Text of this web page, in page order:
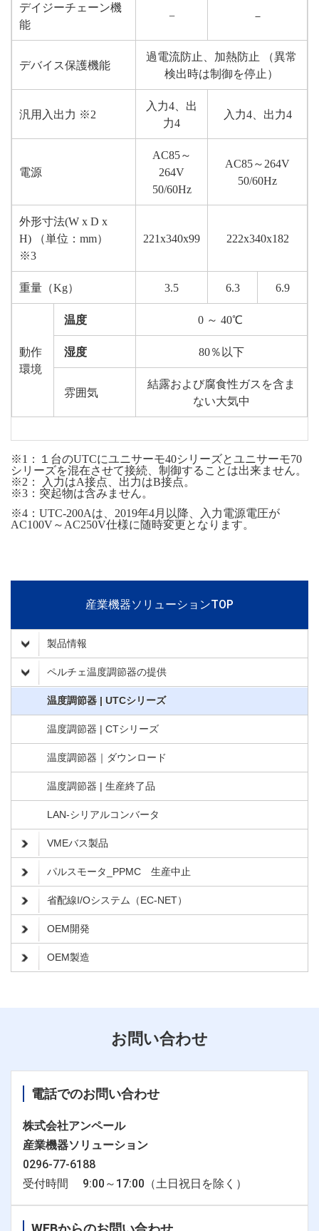
デイジーチェーン機
能
− －
デバイス保護機能
過電流防止、加熱防止 （異常
検出時は制御を停止）
汎用入出力 ※2
入力4、出
力4
入力4、出力4
電源
AC85～
264V
50/60Hz
AC85～264V
50/60Hz
外形寸法(W x D x
H) （単位：mm）
※3
221x340x99 222x340x182
重量（Kg） 3.5 6.3 6.9
動作
環境
温度 0 ～ 40℃
湿度 80％以下
雰囲気
結露および腐食性ガスを含ま
ない大気中
※1：１台のUTCにユニサーモ40シリーズとユニサーモ70
シリーズを混在させて接続、制御することは出来ません。
※2： 入力はA接点、出力はB接点。
※3：突起物は含みません。
※4：UTC-200Aは、2019年4月以降、入力電源電圧が
AC100V～AC250V仕様に随時変更となります。
産業機器ソリューションTOP
製品情報
ペルチェ温度調節器の提供
温度調節器 | UTCシリーズ
温度調節器 | CTシリーズ
温度調節器｜ダウンロード
温度調節器 | 生産終了品
LAN-シリアルコンバータ
VMEバス製品
パルスモータ_PPMC 生産中止
省配線I/Oシステム（EC-NET）
OEM開発
OEM製造
お問い合わせ
電話でのお問い合わせ
株式会社アンペール
産業機器ソリューション
0296-77-6188
受付時間 9:00～17:00（土日祝日を除く）